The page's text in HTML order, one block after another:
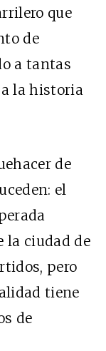
que
de
a tantas
la historia
de
el
la ciudad de
pero
tiene
de